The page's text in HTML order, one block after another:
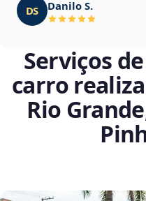
DS Danilo S.
Serviços
carro
Rio